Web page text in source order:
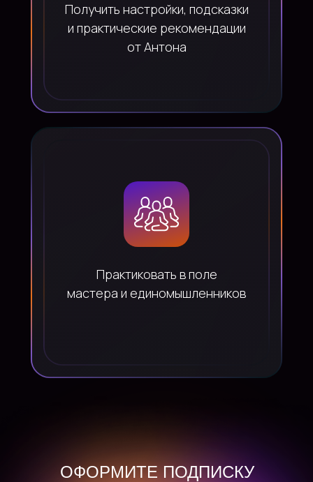
Практиковать в поле
мастера и единомышленников
Получить настройки, подсказки
и практические рекомендации
от Антона
ОФОРМИТЕ ПОДПИСКУ